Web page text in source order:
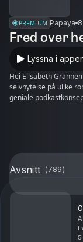
PREMIUM Papaya 8
Fred over
Lyssna i
Hei Elisabeth
selvnytelse på ulike
geniale
Avsnitt ( 789)